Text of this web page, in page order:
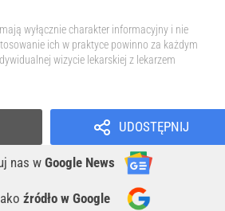
wyłącznie charakter informacyjny i nie
ich w praktyce powinno za każdym
wizycie lekarskiej z lekarzem
UDOSTĘPNIJ
nas w Google News
źródło w Google